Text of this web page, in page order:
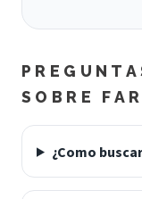
SOBRE
¿Como